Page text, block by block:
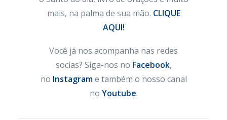
mais, na palma de sua mão. CLIQUE
AQUI!
Você já nos acompanha nas redes
socias? Siga-nos no Facebook,
no Instagrame também o nosso canal
no Youtube.